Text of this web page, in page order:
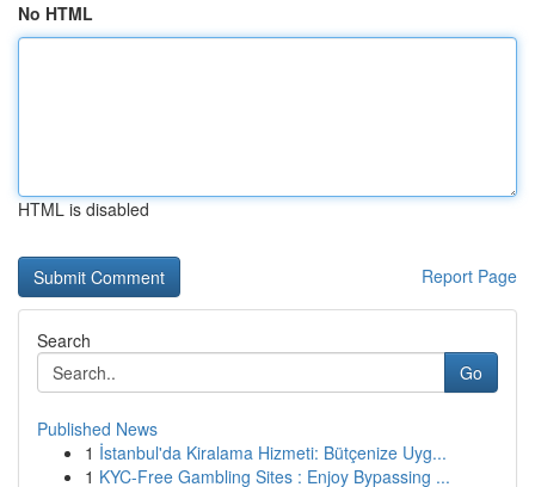
No HTML
HTML is disabled
Report Page
Search
Go
Published News
1 İstanbul'da Kiralama Hizmeti: Bütçenize Uyg...
1 KYC-Free Gambling Sites : Enjoy Bypassing ...